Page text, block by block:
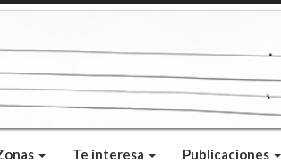
Te interesa Publicaciones